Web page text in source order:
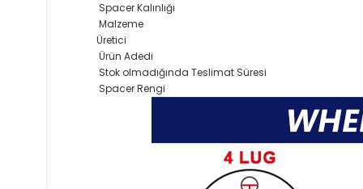
Spacer Kalınlığı
Malzeme
Üretici
Ürün Adedi
Stok olmadığında Teslimat Süresi
Spacer Rengi